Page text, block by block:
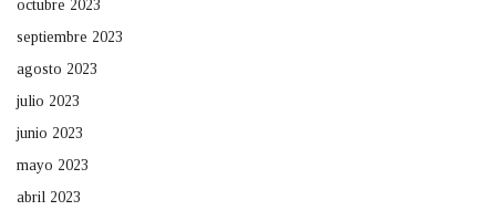
octubre 2023
septiembre 2023
agosto 2023
julio 2023
junio 2023
mayo 2023
abril 2023